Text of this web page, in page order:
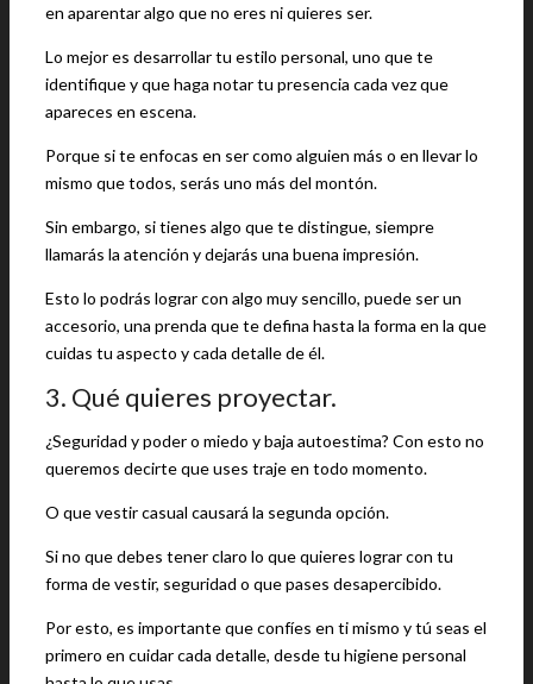
en aparentar algo que no eres ni quieres ser.
Lo mejor es desarrollar tu estilo personal, uno que te
identifique y que haga notar tu presencia cada vez que
apareces en escena.
Porque si te enfocas en ser como alguien más o en llevar lo
mismo que todos, serás uno más del montón.
Sin embargo, si tienes algo que te distingue, siempre
llamarás la atención y dejarás una buena impresión.
Esto lo podrás lograr con algo muy sencillo, puede ser un
accesorio, una prenda que te defina hasta la forma en la que
cuidas tu aspecto y cada detalle de él.
3. Qué quieres proyectar.
¿Seguridad y poder o miedo y baja autoestima? Con esto no
queremos decirte que uses traje en todo momento.
O que vestir casual causará la segunda opción.
Si no que debes tener claro lo que quieres lograr con tu
forma de vestir, seguridad o que pases desapercibido.
Por esto, es importante que confíes en ti mismo y tú seas el
primero en cuidar cada detalle, desde tu higiene personal